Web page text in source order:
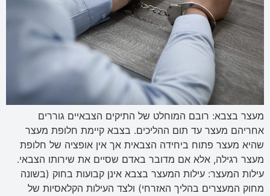
מעצר בצבא: רובם המוחלט של התיקים הצבאיים גוררים
אחריהם מעצר עד תום ההליכים. בצבא קיימת חלופת מעצר
שהיא מעצר פתוח ביחידה הצבאית אך אין אופציה של חלופת
מעצר רגילה, אלא אם מדובר באדם שסיים את שירותו הצבאי.
עילות המעצר: עילות המעצר בצבא אינן קבועות בחוק (בשונה
מחוק המעצרים בהליך האזרחי) ולצד העילות הקלאסיות של